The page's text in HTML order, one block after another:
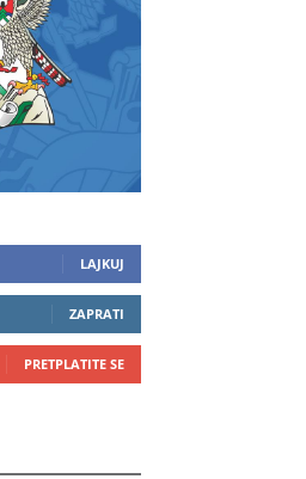
LAJKUJ
ZAPRATI
PRETPLATITE SE